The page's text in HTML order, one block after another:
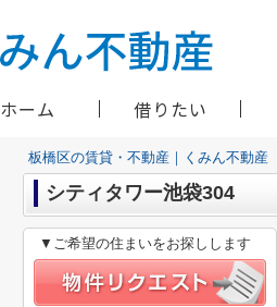
ホーム 借りたい
板橋区の賃貸・不動産｜くみん不動産
シティタワー池袋304
▼ご希望の住まいをお探しします